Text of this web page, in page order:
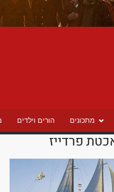
מתכונים הורים וילדים
פרדייז